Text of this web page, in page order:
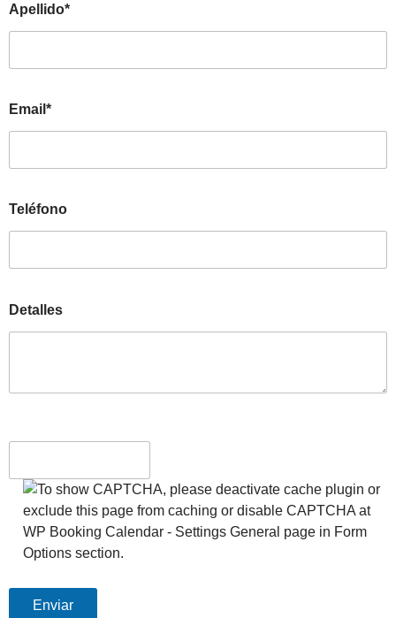
Apellido*
Email*
Teléfono
Detalles